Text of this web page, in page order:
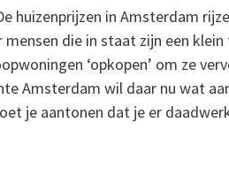
huizenprijzen in Amsterdam
die in staat zijn een
‘opkopen’ om ze
Amsterdam wil daar nu wat
je aantonen dat je er